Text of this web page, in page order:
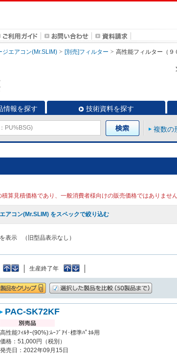
ジエアコン(Mr.SLIM) [別売]フィルター 高性能フィルター（９
情報を探す 技術資料を探す
複数の
算見積価格であり、一般消費者様向けの販売価格ではありません
アコン(Mr.SLIM) をスペックで絞り込む
表示 （旧型品表示なし）
生産終了年
PAC-SK72KF
高性能ﾌｨﾙﾀｰ(90%):ﾑｰﾌﾞｱｲ･標準ﾊﾟﾈﾙ用
価格：51,000円（税別）
発売日：2022年09月15日